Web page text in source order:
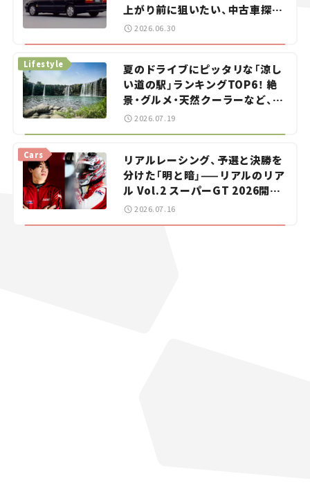
上がり前に狙いたい、中古車探し
をお手伝い――ちょっとイケてるマ
2026.06.30
夏のドライブにピッタリな「涼し
い道の駅」ランキングTOP6！ 絶
景・グルメ・天然クーラーなど、避
暑におすすめのスポットを紹介
【道の駅マニアの推し駅ガイド】
Lifestyle
2026.07.19
リアルレーシング、予選と決勝を
分けた「明と暗」——リアルのリア
ル Vol.2 スーパーGT 2026開幕
戦 岡山国際サーキット
Cars
2026.07.16